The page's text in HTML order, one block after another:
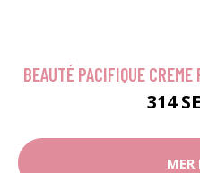
BEAUTÉ PACIFIQUE
314